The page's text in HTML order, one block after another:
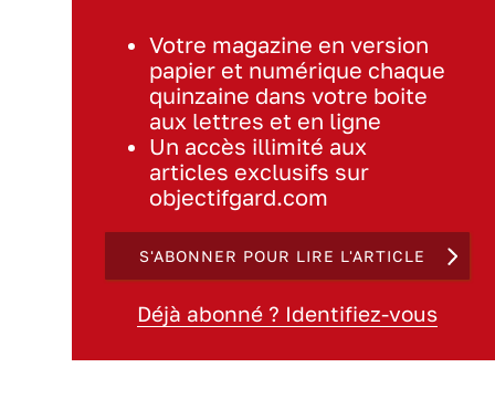
Votre magazine en version
papier et numérique chaque
quinzaine dans votre boite
aux lettres et en ligne
Un accès illimité aux
articles exclusifs sur
objectifgard.com
S'ABONNER POUR LIRE L'ARTICLE
Déjà abonné ? Identifiez-vous